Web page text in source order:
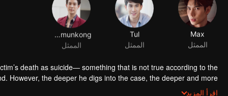
Max
الممثل
Tul
الممثل
الممثل
death as suicide— something that is not true according to the
However, the deeper he digs into the case, the deeper and more
complicated his relationship with Tan becomes.
Who Tan really is?
اقرأ المزيد